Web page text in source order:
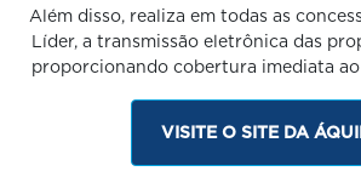
Além disso, realiza em todas as
Líder, a transmissão eletrônica das
proporcionando cobertura imediata
VISITE O SITE DA